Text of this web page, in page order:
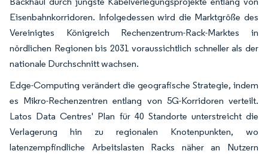
Eisenbahnkorridoren. Infolgedessen wird die Marktgröße des
Vereinigtes Königreich Rechenzentrum-Rack-Marktes in
nördlichen Regionen bis 2031 voraussichtlich schneller als der
nationale Durchschnitt wachsen.
Edge-Computing verändert die geografische Strategie, indem
es Mikro-Rechenzentren entlang von 5G-Korridoren verteilt.
Latos Data Centres' Plan für 40 Standorte unterstreicht die
Verlagerung hin zu regionalen Knotenpunkten, wo
latenzempfindliche Arbeitslasten Racks näher an Nutzern